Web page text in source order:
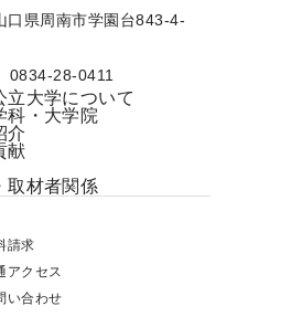
口県周南市学園台843-4-
0834-28-0411
立大学について
科・大学院
介
献
取材者関係
請求
アクセス
い合わせ